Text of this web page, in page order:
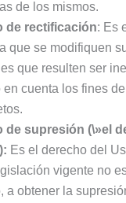
de los mismos.
de rectificación: Es
que se modifiquen
que resulten ser
en cuenta los fines
de supresión (\»el
Es el derecho del
vigente no
a obtener la